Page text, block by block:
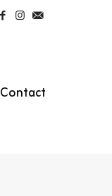
Contact